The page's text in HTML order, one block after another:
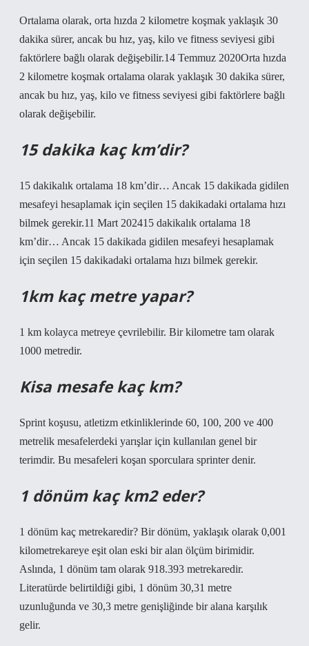
Ortalama olarak, orta hızda 2 kilometre koşmak yaklaşık 30
dakika sürer, ancak bu hız, yaş, kilo ve fitness seviyesi gibi
faktörlere bağlı olarak değişebilir.14 Temmuz 2020Orta hızda
2 kilometre koşmak ortalama olarak yaklaşık 30 dakika sürer,
ancak bu hız, yaş, kilo ve fitness seviyesi gibi faktörlere bağlı
olarak değişebilir.
15 dakika kaç km’dir?
15 dakikalık ortalama 18 km’dir… Ancak 15 dakikada gidilen
mesafeyi hesaplamak için seçilen 15 dakikadaki ortalama hızı
bilmek gerekir.11 Mart 202415 dakikalık ortalama 18
km’dir… Ancak 15 dakikada gidilen mesafeyi hesaplamak
için seçilen 15 dakikadaki ortalama hızı bilmek gerekir.
1km kaç metre yapar?
1 km kolayca metreye çevrilebilir. Bir kilometre tam olarak
1000 metredir.
Kisa mesafe kaç km?
Sprint koşusu, atletizm etkinliklerinde 60, 100, 200 ve 400
metrelik mesafelerdeki yarışlar için kullanılan genel bir
terimdir. Bu mesafeleri koşan sporculara sprinter denir.
1 dönüm kaç km2 eder?
1 dönüm kaç metrekaredir? Bir dönüm, yaklaşık olarak 0,001
kilometrekareye eşit olan eski bir alan ölçüm birimidir.
Aslında, 1 dönüm tam olarak 918.393 metrekaredir.
Literatürde belirtildiği gibi, 1 dönüm 30,31 metre
uzunluğunda ve 30,3 metre genişliğinde bir alana karşılık
gelir.